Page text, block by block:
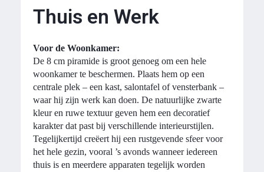
Thuis en Werk
Voor de Woonkamer:
De 8 cm piramide is groot genoeg om een hele
woonkamer te beschermen. Plaats hem op een
centrale plek – een kast, salontafel of vensterbank –
waar hij zijn werk kan doen. De natuurlijke zwarte
kleur en ruwe textuur geven hem een decoratief
karakter dat past bij verschillende interieurstijlen.
Tegelijkertijd creëert hij een rustgevende sfeer voor
het hele gezin, vooral ’s avonds wanneer iedereen
thuis is en meerdere apparaten tegelijk worden